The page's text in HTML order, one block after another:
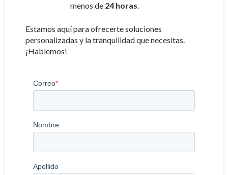
menos de 24 horas.
Estamos aquí para ofrecerte soluciones
personalizadas y la tranquilidad que necesitas.
¡Hablemos!